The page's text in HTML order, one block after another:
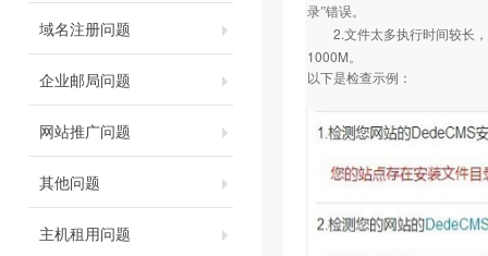
域名注册问题
企业邮局问题
网站推广问题
其他问题
主机租用问题
录”错误。
2.文件太多执行时间较长
1000M。
以下是检查示例：